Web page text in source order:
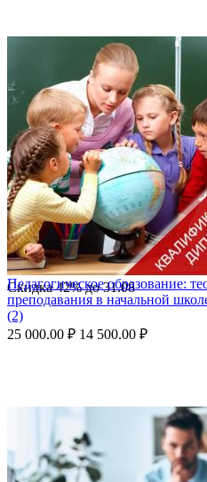
Скидка42%до31.08
Педагогическое образование:
преподавания в начальной
(2)
25 000.00 ₽ 14 500.00 ₽